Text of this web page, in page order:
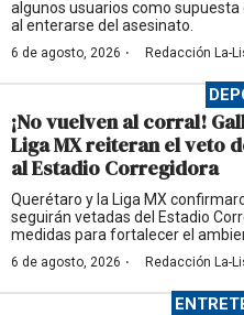
algunos usuarios como
al enterarse del asesinato.
6 de agosto, 2026 · Redacción La-
¡No vuelven al corral!
Liga MX reiteran el veto
al Estadio Corregidora
Querétaro y la Liga MX
seguirán vetadas del Estadio
medidas para fortalecer el
6 de agosto, 2026 · Redacción La-